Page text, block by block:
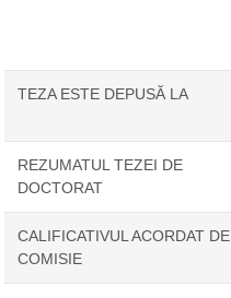
TEZA ESTE DEPUSĂ LA
REZUMATUL TEZEI DE
DOCTORAT
CALIFICATIVUL ACORDAT DE
COMISIE